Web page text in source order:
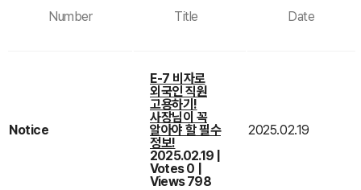
Number Title Date
Notice
E-7 비자로
외국인 직원
고용하기!
사장님이 꼭
알아야 할 필수
정보!
2025.02.19
Votes 0
Views 798
2025.02.19